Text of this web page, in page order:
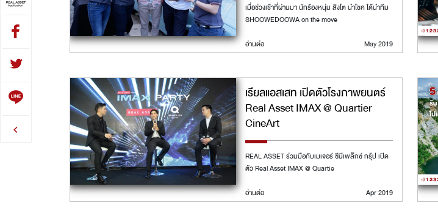
เมื่อช่วงเช้าที่ผ่านมา นักร้องหนุ่ม สิงโต นำโชค ได้นำทีม
SHOOWEDOOWA on the move
May 2019
อ่านต่อ
เรียลแอสเสท เปิดตัวโรงภาพยนตร์
Real Asset IMAX @ Quartier
CineArt
REAL ASSET ร่วมมือกับเมเจอร์ ซีนีเพล็กซ์ กรุ้ป เปิด
ตัว Real Asset IMAX @ Quartie
Apr 2019
อ่านต่อ